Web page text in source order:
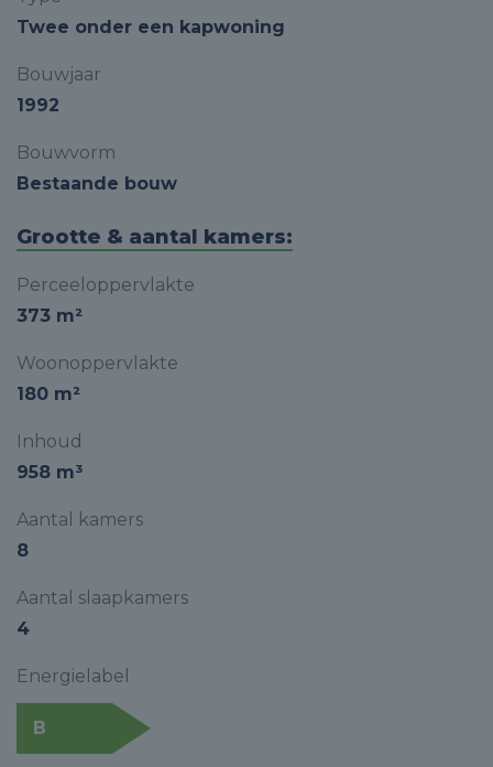
Twee onder een kapwoning
Bouwjaar
1992
Bouwvorm
Bestaande bouw
Grootte & aantal kamers:
Perceeloppervlakte
373 m²
Woonoppervlakte
180 m²
Inhoud
958 m³
Aantal kamers
8
Aantal slaapkamers
4
Energielabel
B